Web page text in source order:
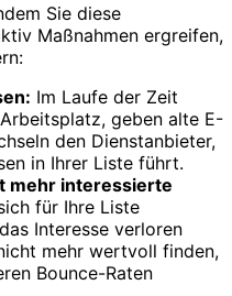
Sie diese
Maßnahmen ergreifen,
Im Laufe der Zeit
geben alte E-
den Dienstanbieter,
in Ihrer Liste führt.
mehr interessierte
für Ihre Liste
Interesse verloren
mehr wertvoll finden,
Bounce-Raten